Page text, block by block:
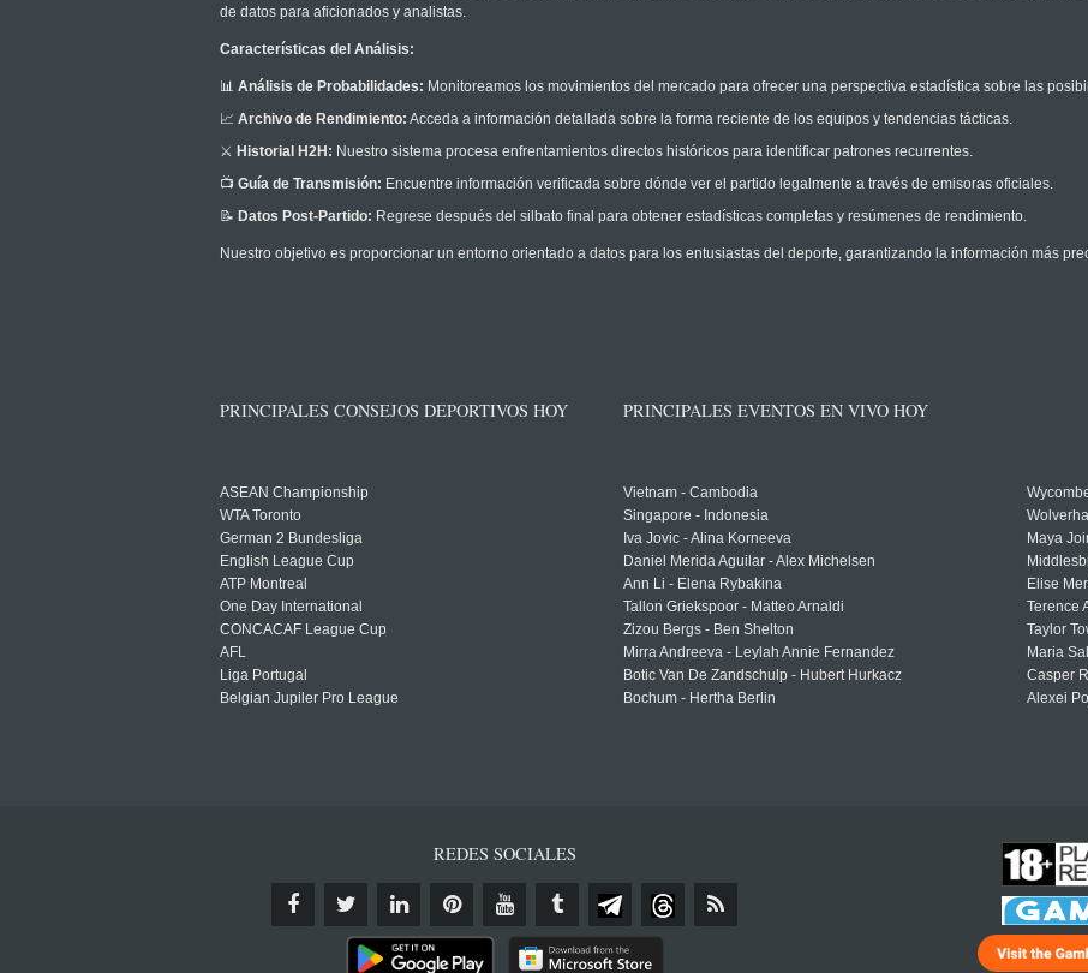
de datos para aficionados y analistas.
Características del Análisis:
📊 Análisis de Probabilidades: Monitoreamos los movimientos del mercado para ofrecer una perspectiva estadística sobre las
📈 Archivo de Rendimiento: Acceda a información detallada sobre la forma reciente de los equipos y tendencias tácticas.
⚔️ Historial H2H: Nuestro sistema procesa enfrentamientos directos históricos para identificar patrones recurrentes.
📺 Guía de Transmisión: Encuentre información verificada sobre dónde ver el partido legalmente a través de emisoras oficiales.
📝 Datos Post-Partido: Regrese después del silbato final para obtener estadísticas completas y resúmenes de rendimiento.
Nuestro objetivo es proporcionar un entorno orientado a datos para los entusiastas del deporte, garantizando la información más
PRINCIPALES CONSEJOS DEPORTIVOS HOY
ASEAN Championship
WTA Toronto
German 2 Bundesliga
English League Cup
ATP Montreal
One Day International
CONCACAF League Cup
AFL
Liga Portugal
Belgian Jupiler Pro League
PRINCIPALES EVENTOS EN VIVO HOY
Vietnam - Cambodia
Singapore - Indonesia
Iva Jovic - Alina Korneeva
Daniel Merida Aguilar - Alex Michelsen
Ann Li - Elena Rybakina
Tallon Griekspoor - Matteo Arnaldi
Zizou Bergs - Ben Shelton
Mirra Andreeva - Leylah Annie Fernandez
Botic Van De Zandschulp - Hubert Hurkacz
Bochum - Hertha Berlin
Maya
Elise
Terence
Taylor
Maria
Casper
Alexei
REDES SOCIALES